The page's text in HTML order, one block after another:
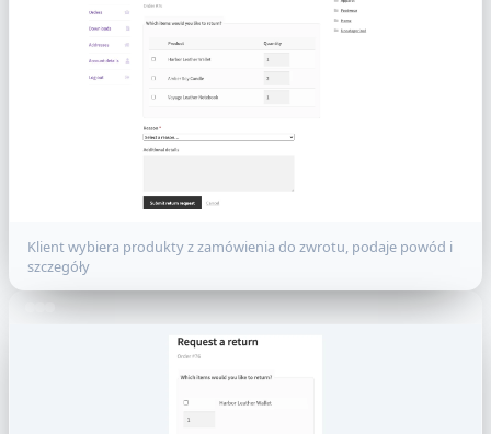
Klient wybiera produkty z zamówienia do zwrotu, podaje powód i
szczegóły